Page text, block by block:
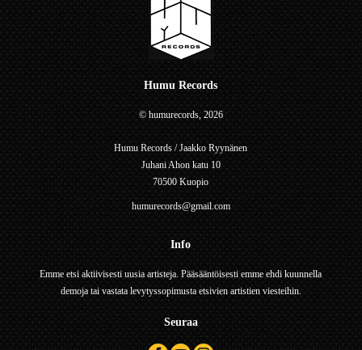
Humu Records
© humurecords, 2026
Humu Records / Jaakko Ryynänen
Juhani Ahon katu 10
70500 Kuopio
humurecords@gmail.com
Info
Emme etsi aktiivisesti uusia artisteja. Pääsääntöisesti emme ehdi kuunnella
demoja tai vastata levytyssopimusta etsivien artistien viesteihin.
Seuraa